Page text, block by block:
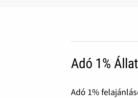
Adó 1%
Adó 1%